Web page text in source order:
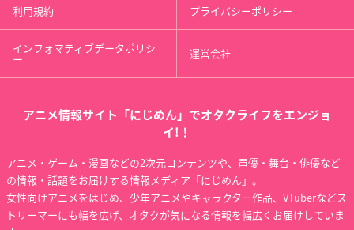
利用規約 プライバシーポリシー
インフォマティブデータポリシ
ー 運営会社
アニメ情報サイト「にじめん」でオタクライフをエンジョ
イ!！
アニメ・ゲーム・漫画などの2次元コンテンツや、声優・舞台・俳優など
の情報・話題をお届けする情報メディア「にじめん」。
女性向けアニメをはじめ、少年アニメやキャラクター作品、VTuberなどス
トリーマーにも幅を広げ、オタクが気になる情報を幅広くお届けしていま